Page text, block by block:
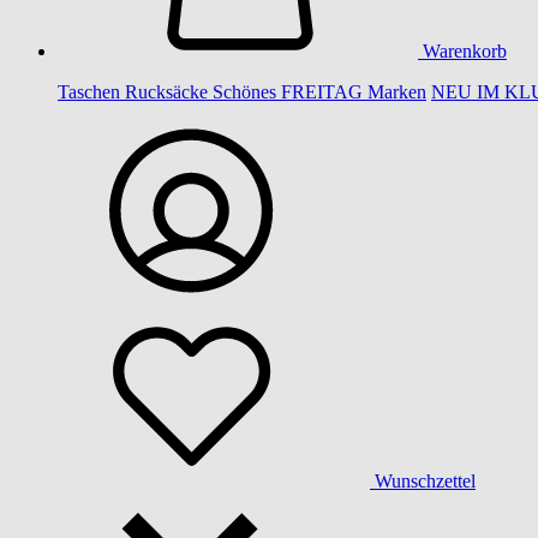
Warenkorb
Taschen Rucksäcke Schönes FREITAG Marken NEU IM
Wunschzettel